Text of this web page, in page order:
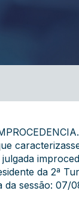
da 2ª
sessão: 07/